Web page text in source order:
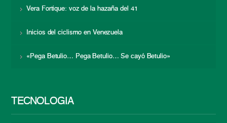
Vera Fortique: voz de la hazaña del 41
Inicios del ciclismo en Venezuela
«Pega Betulio… Pega Betulio… Se cayó Betulio»
TECNOLOGÍA